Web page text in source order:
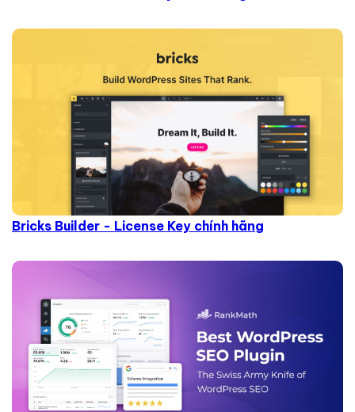
Bricks Builder - License Key chính hãng